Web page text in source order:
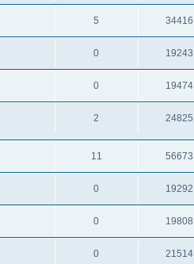
5 34416
0 19243
0 19474
2 24825
11 56673
0 19292
0 19808
0 21514